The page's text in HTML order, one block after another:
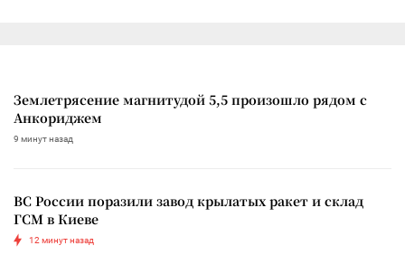
Землетрясение магнитудой 5,5 произошло рядом с
Анкориджем
9 минут назад
ВС России поразили завод крылатых ракет и склад
ГСМ в Киеве
12 минут назад